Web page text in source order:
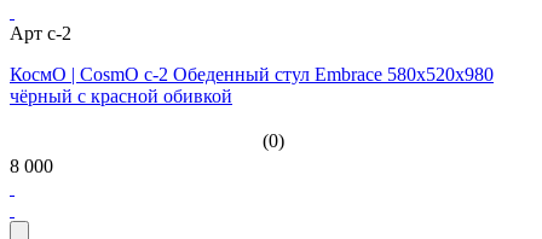
Арт c-2
КосмО | CosmO c-2 Обеденный стул Embrace 580х520х980
чёрный с красной обивкой
(0)
8 000